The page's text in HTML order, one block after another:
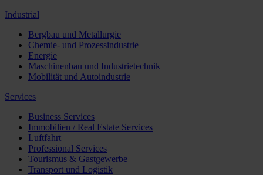
Industrial
Bergbau und Metallurgie
Chemie- und Prozessindustrie
Energie
Maschinenbau und Industrietechnik
Mobilität und Autoindustrie
Services
Business Services
Immobilien / Real Estate Services
Luftfahrt
Professional Services
Tourismus & Gastgewerbe
Transport und Logistik